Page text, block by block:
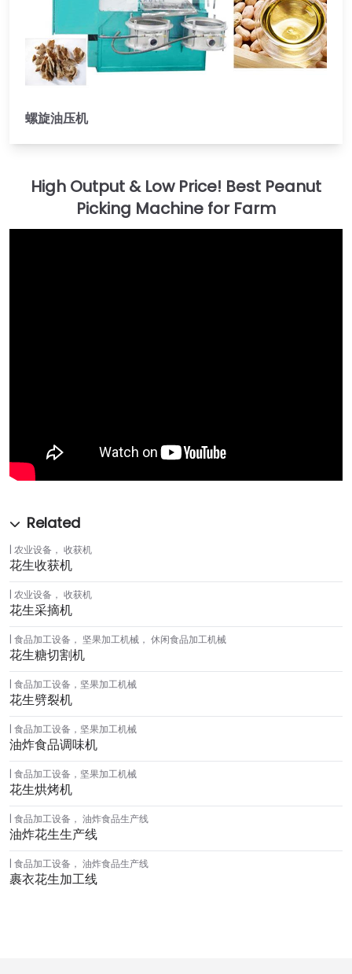
螺旋油压机
农业设备 ， 收获机
花生收获机
农业设备 ， 收获机
花生采摘机
食品加工设备 ， 坚果加工机械 ， 休闲食品加工机械
花生糖切割机
食品加工设备 ， 坚果加工机械
花生劈裂机
食品加工设备 ， 坚果加工机械
油炸食品调味机
食品加工设备 ， 坚果加工机械
花生烘烤机
食品加工设备 ， 油炸食品生产线
油炸花生生产线
食品加工设备 ， 油炸食品生产线
裹衣花生加工线